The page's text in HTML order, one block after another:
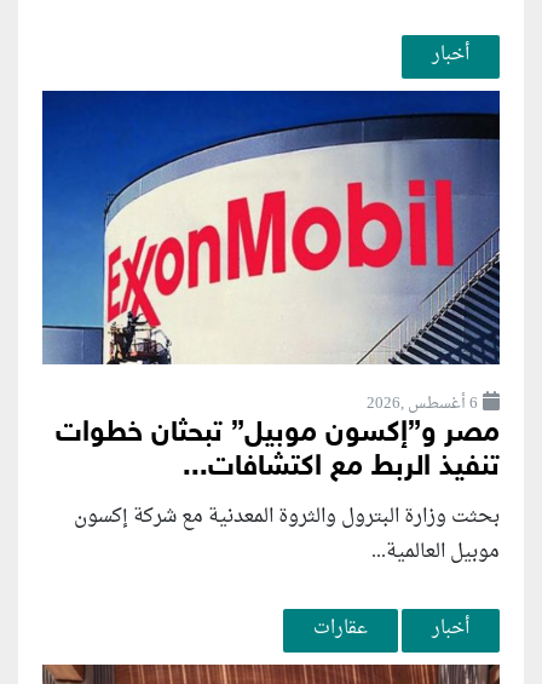
أخبار
6 أغسطس ,2026
مصر و”إكسون موبيل” تبحثان خطوات
تنفيذ الربط مع اكتشافات...
بحثت وزارة البترول والثروة المعدنية مع شركة إكسون
موبيل العالمية...
أخبار عقارات